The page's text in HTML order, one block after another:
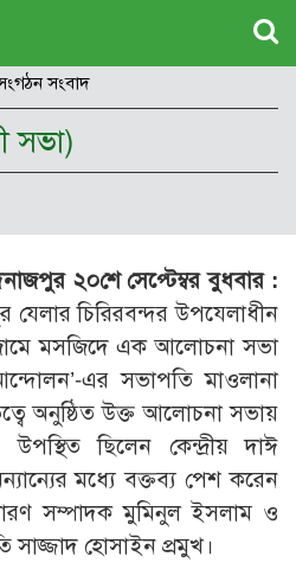
সংবাদ
সভা)
২০শে সেপ্টেম্বর বুধবার :
যেলার চিরিরবন্দর উপযেলাধীন
মসজিদে এক আলোচনা সভা
এর সভাপতি মাওলানা
অনুষ্ঠিত উক্ত আলোচনা সভায়
উপস্থিত ছিলেন কেন্দ্রীয় দাঈ
মধ্যে বক্তব্য পেশ করেন
সম্পাদক মুমিনুল ইসলাম ও
সাজ্জাদ হোসাইন প্রমুখ।